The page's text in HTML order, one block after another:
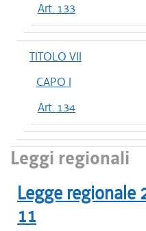
Art. 133
TITOLO VII
CAPO I
Art. 134
Leggi regionali
Legge regionale
11